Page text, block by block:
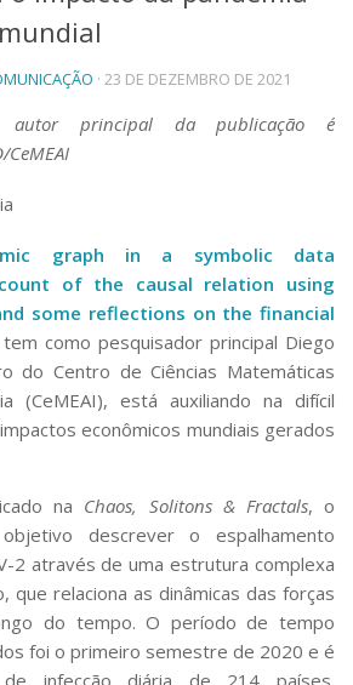
e Projetos em Rede
Tecnologia
e Cursos
Interativos
e Prevenção
e Financeiro
· 23 DE DEZEMBRO DE 2021
autor principal da publicação é
CeMEAI
graph in a symbolic data
of the causal relation using
some reflections on the financial
como pesquisador principal Diego
do Centro de Ciências Matemáticas
(CeMEAI), está auxiliando na difícil
econômicos mundiais gerados
na Chaos, Solitons & Fractals, o
descrever o espalhamento
2 através de uma estrutura complexa
que relaciona as dinâmicas das forças
do tempo. O período de tempo
foi o primeiro semestre de 2020 e é
infecção diária de 214 países.